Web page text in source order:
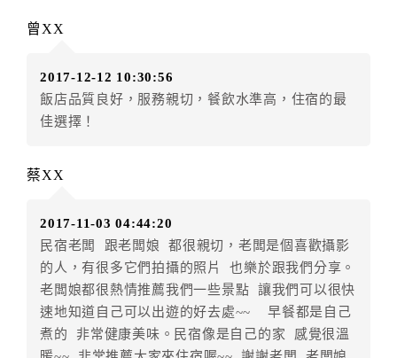
房者應補足差額。（限原訂飯店）
房者不得要求退其差額。（限原訂飯店）
五、保留住宿權益(保留住房)
（提出申辦日為保留起算日）
店客滿，敬請及早計畫，如逾時未提出申辦，視同無條
件放棄訂單（住宿權益）。 （限原訂飯店使用）
．每筆訂單異動限定乙次，限原訂飯店，異動完成後不
得辦理取消退款。
．訂單異動後，訂單費用總計大於原訂單費用總計時，
訂房者應補足差額。 限原訂飯店
曾XX
2017-12-12 10:30:56
飯店品質良好，服務親切，餐飲水準高，住宿的最
佳選擇！
蔡XX
2017-11-03 04:44:20
民宿老闆 跟老闆娘 都很親切，老闆是個喜歡攝影
的人，有很多它們拍攝的照片 也樂於跟我們分享。
老闆娘都很熱情推薦我們一些景點 讓我們可以很快
速地知道自己可以出遊的好去處~~ 早餐都是自己
煮的 非常健康美味。民宿像是自己的家 感覺很溫